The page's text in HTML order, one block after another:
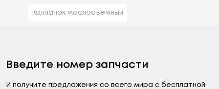
Колпачок маслосъемный
Введите номер запчасти
И получите предложения со всего мира с бесплатной